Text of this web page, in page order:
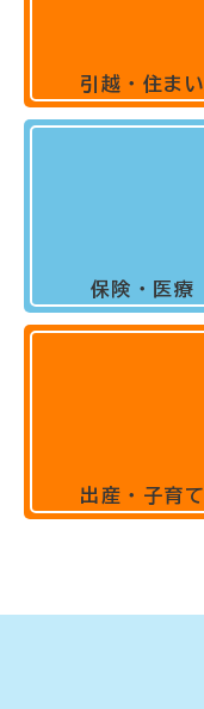
引越・住まい
保険・医療
出産・子育て